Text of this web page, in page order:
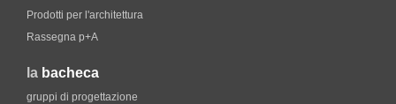
Prodotti per l'architettura
Rassegna p+A
la bacheca
gruppi di progettazione